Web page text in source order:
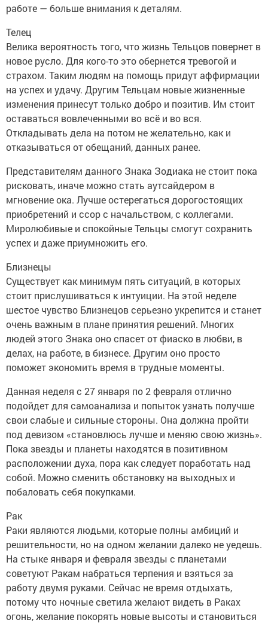
работе — больше внимания к деталям.
Телец
Велика вероятность того, что жизнь Тельцов повернет в
новое русло. Для кого-то это обернется тревогой и
страхом. Таким людям на помощь придут аффирмации
на успех и удачу. Другим Тельцам новые жизненные
изменения принесут только добро и позитив. Им стоит
оставаться вовлеченными во всё и во вся.
Откладывать дела на потом не желательно, как и
отказываться от обещаний, данных ранее.
Представителям данного Знака Зодиака не стоит пока
рисковать, иначе можно стать аутсайдером в
мгновение ока. Лучше остерегаться дорогостоящих
приобретений и ссор с начальством, с коллегами.
Миролюбивые и спокойные Тельцы смогут сохранить
успех и даже приумножить его.
Близнецы
Существует как минимум пять ситуаций, в которых
стоит прислушиваться к интуиции. На этой неделе
шестое чувство Близнецов серьезно укрепится и станет
очень важным в плане принятия решений. Многих
людей этого Знака оно спасет от фиаско в любви, в
делах, на работе, в бизнесе. Другим оно просто
поможет экономить время в трудные моменты.
Данная неделя с 27 января по 2 февраля отлично
подойдет для самоанализа и попыток узнать получше
свои слабые и сильные стороны. Она должна пройти
под девизом «становлюсь лучше и меняю свою жизнь».
Пока звезды и планеты находятся в позитивном
расположении духа, пора как следует поработать над
собой. Можно сменить обстановку на выходных и
побаловать себя покупками.
Рак
Раки являются людьми, которые полны амбиций и
решительности, но на одном желании далеко не уедешь.
На стыке января и февраля звезды с планетами
советуют Ракам набраться терпения и взяться за
работу двумя руками. Сейчас не время отдыхать,
потому что ночные светила желают видеть в Раках
огонь, желание покорять новые высоты и становиться